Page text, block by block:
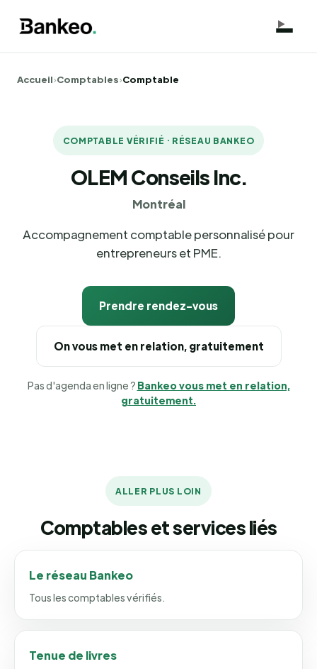
Accueil›Comptables›Comptable
COMPTABLE VÉRIFIÉ · RÉSEAU BANKEO
OLEM Conseils Inc.
Montréal
Accompagnement comptable personnalisé pour
entrepreneurs et PME.
Prendre rendez-vous
On vous met en relation, gratuitement
Pas d'agenda en ligne ? Bankeo vous met en relation,
gratuitement.
ALLER PLUS LOIN
Comptables et services liés
Le réseau Bankeo
Tous les comptables vérifiés.
Tenue de livres